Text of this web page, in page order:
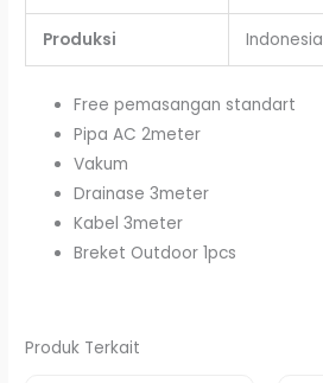
Produksi Indonesia
Free pemasangan standart
Pipa AC 2meter
Vakum
Drainase 3meter
Kabel 3meter
Breket Outdoor 1pcs
Produk Terkait